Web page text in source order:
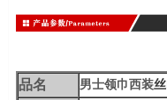
品名 男士领巾西装